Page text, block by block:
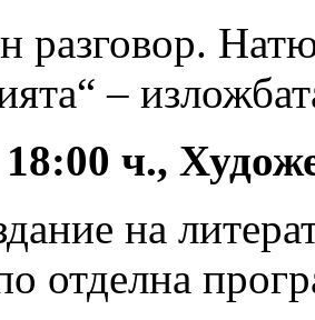
разговор.
–
ч.,
на
отделна